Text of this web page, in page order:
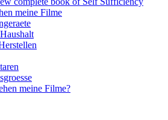
meine Filme
meine Filme?